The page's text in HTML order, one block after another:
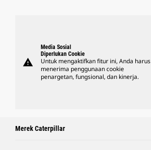
warning
Media Sosial
Diperlukan Cookie
Untuk mengaktifkan fitur ini, Anda harus
menerima penggunaan cookie
penargetan, fungsional, dan kinerja.
Merek Caterpillar